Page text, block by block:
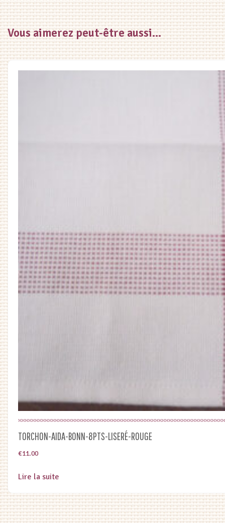
Vous aimerez peut-être aussi…
TORCHON-AIDA-BONN-8PTS-LISERÉ-ROUGE
€11.00
Lire la suite